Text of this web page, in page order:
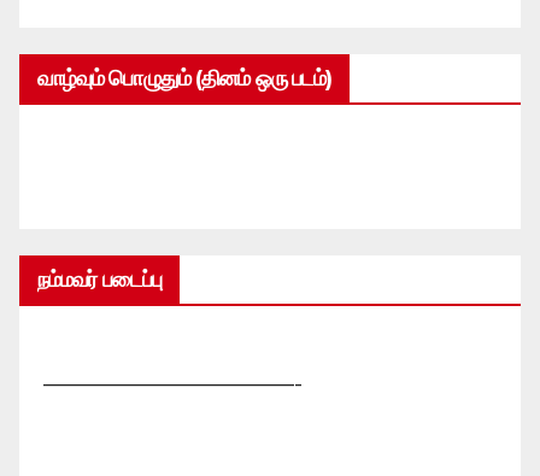
வாழ்வும் பொழுதும் (தினம் ஒரு படம்)
நம்மவர் படைப்பு
—————————————-